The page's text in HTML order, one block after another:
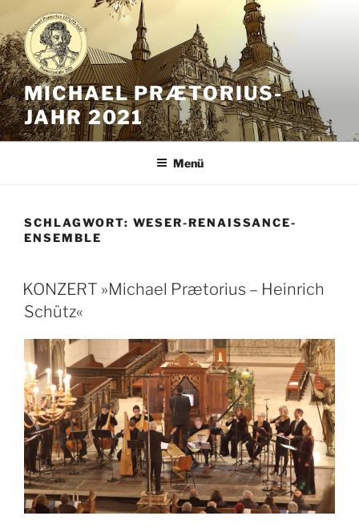
Inhalt
springen
MICHAEL PRÆTORIUS-
JAHR 2021
Menü
SCHLAGWORT: WESER-RENAISSANCE-
ENSEMBLE
KONZERT »Michael Prætorius – Heinrich
Schütz«